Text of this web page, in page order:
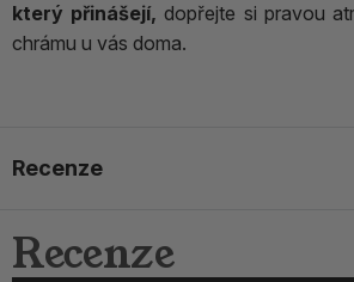
který přinášejí,dopřejte si pravou
chrámu u vás doma.
Recenze
Recenze